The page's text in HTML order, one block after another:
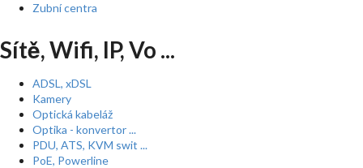
Zubní centra
Sítě, Wifi, IP, Vo ...
ADSL, xDSL
Kamery
Optická kabeláž
Optika - konvertor ...
PDU, ATS, KVM swit ...
PoE, Powerline